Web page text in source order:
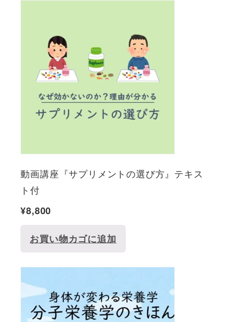
動画講座『サプリメントの選び方』テキス
ト付
¥8,800
お買い物カゴに追加